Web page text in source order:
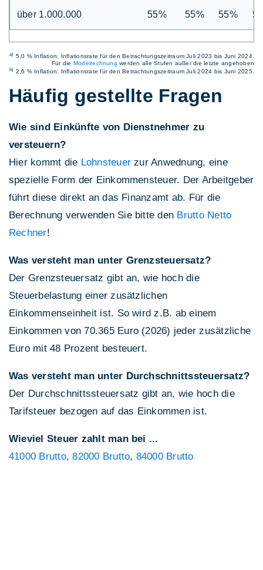
über 1.000.000 55% 55% 55%
a) 5,0 % Inflation; Inflationsrate für den Betrachtungszeitraum Juli 2023 bis Juni 2024.
Für die Modelrechnung werden alle Stufen außer die letzte angehoben
b) 2,6 % Inflation; Inflationsrate für den Betrachtungszeitraum Juli 2024 bis Juni 2025.
Häufig gestellte Fragen
Wie sind Einkünfte von Dienstnehmer zu
versteuern?
Hier kommt die Lohnsteuer zur Anwednung, eine
spezielle Form der Einkommensteuer. Der Arbeitgeber
führt diese direkt an das Finanzamt ab. Für die
Berechnung verwenden Sie bitte den Brutto Netto
Rechner!
Was versteht man unter Grenzsteuersatz?
Der Grenzsteuersatz gibt an, wie hoch die
Steuerbelastung einer zusätzlichen
Einkommenseinheit ist. So wird z.B. ab einem
Einkommen von 70.365 Euro (2026) jeder zusätzliche
Euro mit 48 Prozent besteuert.
Was versteht man unter Durchschnittssteuersatz?
Der Durchschnittssteuersatz gibt an, wie hoch die
Tarifsteuer bezogen auf das Einkommen ist.
Wieviel Steuer zahlt man bei ...
41000 Brutto,82000 Brutto, 84000 Brutto